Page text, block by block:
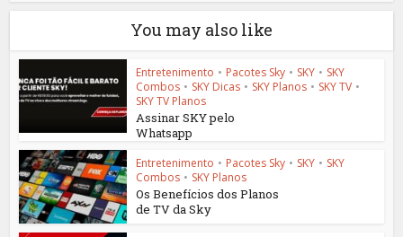
You may also like
Entretenimento • Pacotes Sky • SKY • SKY
Combos • SKY Dicas • SKY Planos • SKY TV •
SKY TV Planos
Assinar SKY pelo
Whatsapp
Entretenimento • Pacotes Sky • SKY • SKY
Combos • SKY Planos
Os Benefícios dos Planos
de TV da Sky